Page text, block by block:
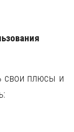
свои плюсы и